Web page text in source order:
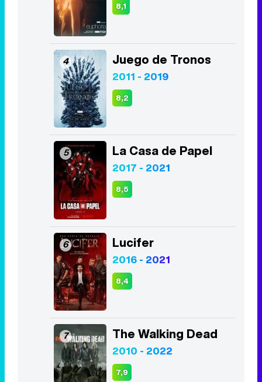
8,1
4 Juego de Tronos
2011 - 2019
8,2
5 La Casa de Papel
2017 - 2021
8,5
6 Lucifer
2016 - 2021
8,4
7 The Walking Dead
2010 - 2022
7,9